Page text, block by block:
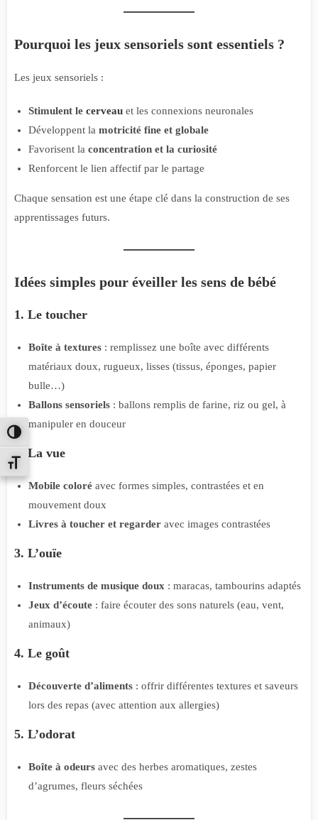
PASSER EN CONTRASTE ÉLEVÉ
CHANGER LA TAILLE DE LA POLICE
Pourquoi les jeux sensoriels sont essentiels ?
Les jeux sensoriels :
Stimulent le cerveau et les connexions neuronales
Développent la motricité fine et globale
Favorisent la concentration et la curiosité
Renforcent le lien affectif par le partage
Chaque sensation est une étape clé dans la construction de ses
apprentissages futurs.
Idées simples pour éveiller les sens de bébé
1. Le toucher
Boîte à textures : remplissez une boîte avec différents
matériaux doux, rugueux, lisses (tissus, éponges, papier
bulle…)
Ballons sensoriels : ballons remplis de farine, riz ou gel, à
manipuler en douceur
2. La vue
Mobile coloré avec formes simples, contrastées et en
mouvement doux
Livres à toucher et regarder avec images contrastées
3. L’ouïe
Instruments de musique doux : maracas, tambourins adaptés
Jeux d’écoute : faire écouter des sons naturels (eau, vent,
animaux)
4. Le goût
Découverte d’aliments : offrir différentes textures et saveurs
lors des repas (avec attention aux allergies)
5. L’odorat
Boîte à odeurs avec des herbes aromatiques, zestes
d’agrumes, fleurs séchées